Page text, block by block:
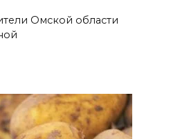
Омской области